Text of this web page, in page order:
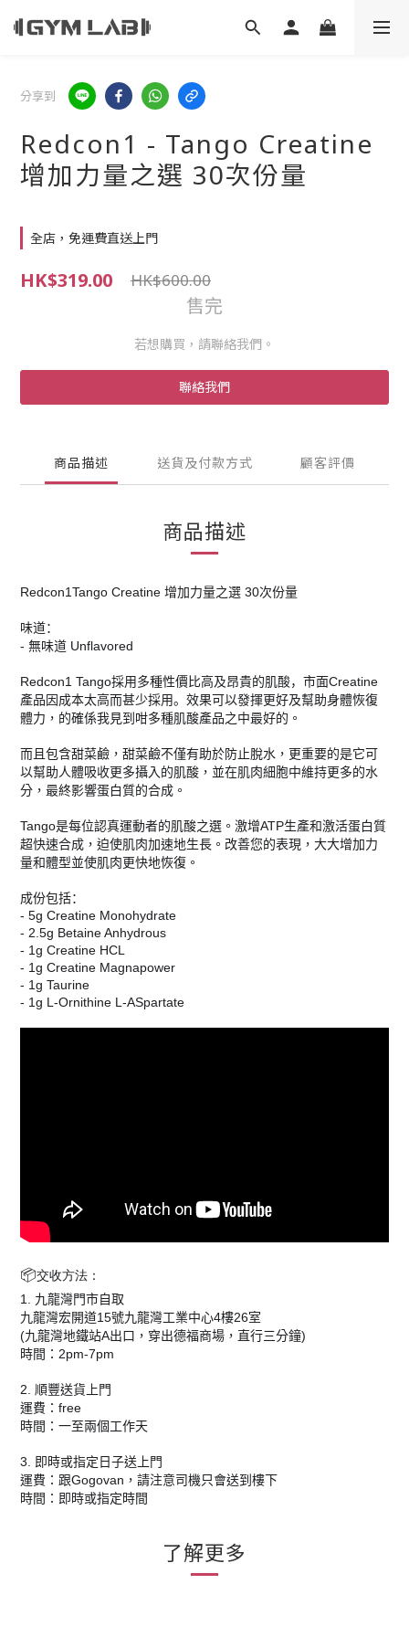
分享到
Redcon1 - Tango Creatine
增加力量之選 30次份量
全店，免運費直送上門
HK$319.00 HK$600.00
售完
若想購買，請聯絡我們。
聯絡我們
商品描述 送貨及付款方式 顧客評價
商品描述
Redcon1Tango Creatine 增加力量之選 30次份量
味道：
- 無味道 Unflavored
Redcon1 Tango採用多種性價比高及昂貴的肌酸，市面Creatine
產品因成本太高而甚少採用。 效果可以發揮更好及幫助身體恢復
體力，的確係我見到咁多種肌酸產品之中最好的。
而且包含甜菜鹼，甜菜鹼不僅有助於防止脫水，更重要的是它可
以幫助人體吸收更多攝入的肌酸，並在肌肉細胞中維持更多的水
分，最終影響蛋白質的合成。
Tango是每位認真運動者的肌酸之選。激增ATP生產和激活蛋白質
超快速合成，迫使肌肉加速地生長。改善您的表現，大大增加力
量和體型並使肌肉更快地恢復。
成份包括：
- 5g Creatine Monohydrate
- 2.5g Betaine Anhydrous
- 1g Creatine HCL
- 1g Creatine Magnapower
- 1g Taurine
- 1g L-Ornithine L-ASpartate
📦交收方法：
1. 九龍灣門市自取
九龍灣宏開道15號九龍灣工業中心4樓26室
(九龍灣地鐵站A出口，穿出德福商場，直行三分鐘)
時間： 2pm-7pm
2. 順豐送貨上門
運費： free
時間：一至兩個工作天
3.
即時或指定日子送上門
運費：跟Gogovan ，請注意司機只會送到樓下
時間：即時或指定時間
了解更多